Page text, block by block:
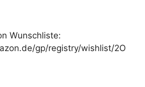
Wunschliste:
gp/registry/wishlist/2O